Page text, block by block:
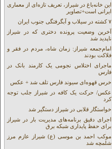
این خانه‌باغ در شیراز، تعریف تازه‌ای از معماری
ایرانی است+تصاویر
۷ کشته در سیلاب و آبگرفتگی جنوب ایران
آخرین وضعیت پرونده دختری که در شیراز
ناپدید شد
امام‌جمعه شیراز: زمان شاه، مردم در فقر و
فلاکت بودند
ماجرای اختلاس نجومی یک کارمند بانک در
فارس
خرس قهوه‌ای سیوند فارس تلف شد + عکس
عکس/ حرکت یک کافه در شیراز جلب توجه
کرد
خواستگار قلابی در شیراز دستگیر شد
اجرای دقیق برنامه‌های مدیریت بار در شیراز
برای حفظ پایداری شبکه برق
موکب احمد بن موسی (ع) شیراز عازم مرز
شلمچه شد